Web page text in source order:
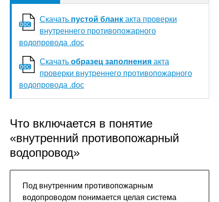
Скачать пустой бланк акта проверки
внутреннего противопожарного
водопровода .doc
Скачать образец заполнения акта
проверки внутреннего противопожарного
водопровода .doc
Что включается в понятие
«внутренний противопожарный
водопровод»
Под внутренним противопожарным
водопроводом понимается целая система